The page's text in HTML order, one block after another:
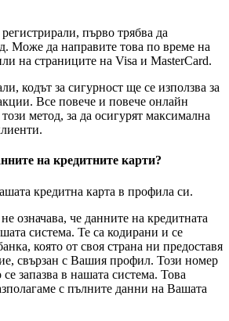
първо трябва да
Може да направите това по време на
на страниците на Visa и MasterCard.
кодът за сигурност ще се използва за
Все повече и повече онлайн
метод, за да осигурят максимална
на кредитните карти?
кредитна карта в профила си.
означава, че данните на кредитната
система. Те са кодирани и се
която от своя страна ни предоставя
свързан с Вашия профил. Този номер
запазва в нашата система. Това
с пълните данни на Вашата